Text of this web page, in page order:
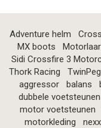
Adventure helm
MX boots
Sidi Crossfire 3
Thork Racing
aggressor
balans
dubbele voetsteunen
motor voetsteunen
motorkleding
nexx